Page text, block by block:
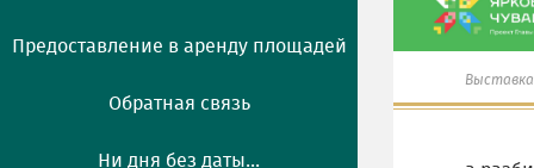
Предоставление в аренду площадей
Обратная связь
Ни дня без даты...